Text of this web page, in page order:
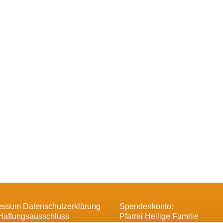
Datenschutzerklärung
Spendenkonto:
Pfarrei Heilige Familie